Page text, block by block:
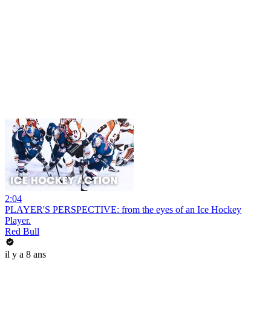
2:04
PLAYER'S PERSPECTIVE: from the eyes of an Ice Hockey
Player.
Red Bull
il y a 8 ans